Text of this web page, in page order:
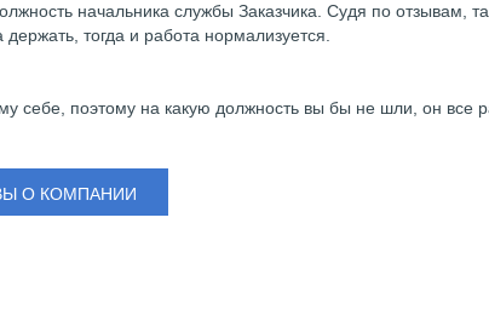
начальника службы Заказчика. Судя по отзывам,
тогда и работа нормализуется.
себе, поэтому на какую должность вы бы не шли, он все
О КОМПАНИИ